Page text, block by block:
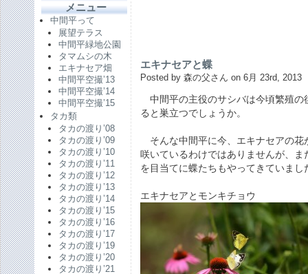
メニュー
中間平って
展望テラス
中間平緑地公園
タマムシの木
エキナセア畑
中間平空撮’13
中間平空撮’14
中間平空撮’15
タカ類
タカの渡り’08
タカの渡り’09
タカの渡り’10
タカの渡り’11
タカの渡り’12
タカの渡り’13
タカの渡り’14
タカの渡り’15
タカの渡り’16
タカの渡り’17
タカの渡り’19
タカの渡り’20
タカの渡り’21
エキナセアと蝶
Posted by 森の父さん on 6月 23rd, 2013
中間平の主役のサシバは今頃繁殖の
ると巣立つでしょうか。
そんな中間平に今、エキナセアの花
咲いているわけではありませんが、
を目当てに蝶たちもやってきていまし
エキナセアとモンキチョウ